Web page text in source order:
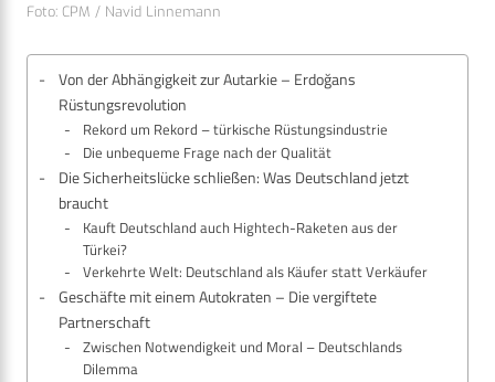
Foto: CPM / Navid Linnemann
Von der Abhängigkeit zur Autarkie – Erdoğans
Rüstungsrevolution
Rekord um Rekord – türkische Rüstungsindustrie
Die unbequeme Frage nach der Qualität
Die Sicherheitslücke schließen: Was Deutschland jetzt
braucht
Kauft Deutschland auch Hightech-Raketen aus der
Türkei?
Verkehrte Welt: Deutschland als Käufer statt Verkäufer
Geschäfte mit einem Autokraten – Die vergiftete
Partnerschaft
Zwischen Notwendigkeit und Moral – Deutschlands
Dilemma